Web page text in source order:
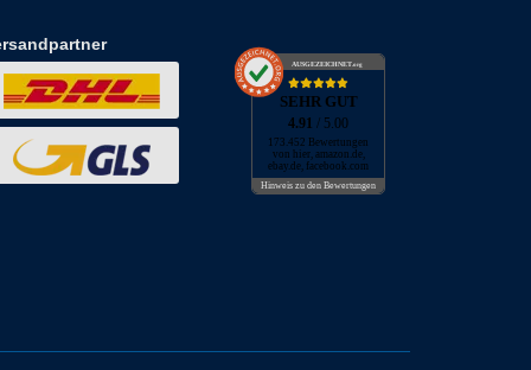
AUSGEZEICHNET.org
SEHR GUT
4.91/ 5.00
173.452 Bewertungen
von hier, amazon.de,
ebay.de, facebook.com
Hinweis zu den Bewertungen